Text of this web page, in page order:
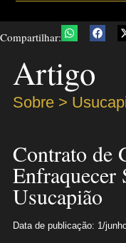
Compartilhar:
Artigo
Sobre >
Contrato de
Enfraquecer
Usucapião
Data de publicação: 1/